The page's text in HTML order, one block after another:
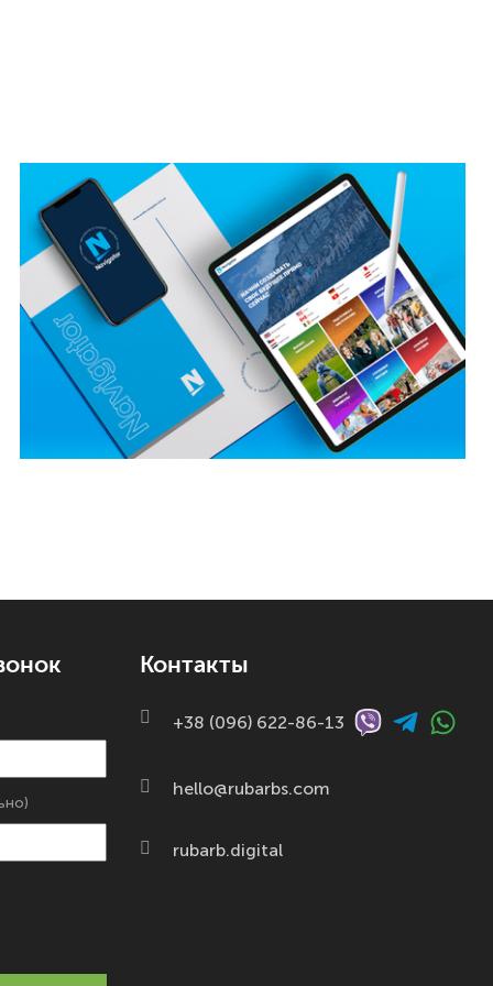
Контакты
+38 (096) 622-86-13
hello@rubarbs.com
rubarb.digital